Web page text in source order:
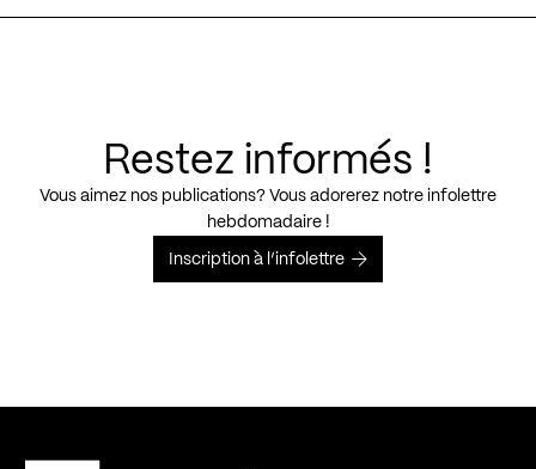
Restez informés !
Vous aimez nos publications? Vous adorerez notre infolettre
hebdomadaire !
Inscription à l’infolettre